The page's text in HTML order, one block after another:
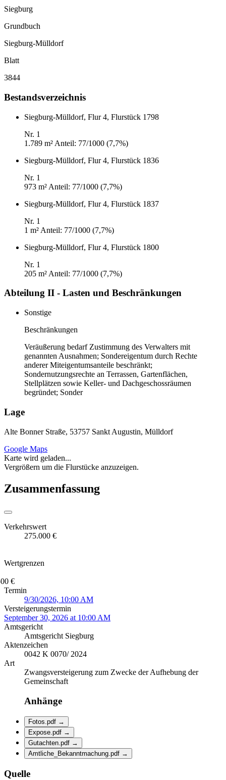
Siegburg
Grundbuch
Siegburg-Mülldorf
Blatt
3844
Bestandsverzeichnis
Siegburg-Mülldorf, Flur 4, Flurstück 1798
Nr. 1
1.789 m² Anteil: 77/1000 (7,7%)
Siegburg-Mülldorf, Flur 4, Flurstück 1836
Nr. 1
973 m² Anteil: 77/1000 (7,7%)
Siegburg-Mülldorf, Flur 4, Flurstück 1837
Nr. 1
1 m² Anteil: 77/1000 (7,7%)
Siegburg-Mülldorf, Flur 4, Flurstück 1800
Nr. 1
205 m² Anteil: 77/1000 (7,7%)
Abteilung II - Lasten und Beschränkungen
Sonstige
Beschränkungen
Veräußerung bedarf Zustimmung des Verwalters mit
genannten Ausnahmen; Sondereigentum durch Rechte
anderer Miteigentumsanteile beschränkt;
Sondernutzungsrechte an Terrassen, Gartenflächen,
Stellplätzen sowie Keller- und Dachgeschossräumen
begründet; Sonder
Lage
Alte Bonner Straße, 53757 Sankt Augustin, Mülldorf
Google Maps
Karte wird geladen...
Vergrößern um die Flurstücke anzuzeigen.
Zusammenfassung
Verkehrswert
275.000 €
Wertgrenzen
€
Termin
9/30/2026, 10:00 AM
Versteigerungstermin
September 30, 2026 at 10:00 AM
Amtsgericht
Amtsgericht Siegburg
Aktenzeichen
0042 K 0070/ 2024
Art
Zwangsversteigerung zum Zwecke der Aufhebung der
Gemeinschaft
Anhänge
Fotos.pdf →
Expose.pdf →
Gutachten.pdf →
Amtliche_Bekanntmachung.pdf →
Quelle